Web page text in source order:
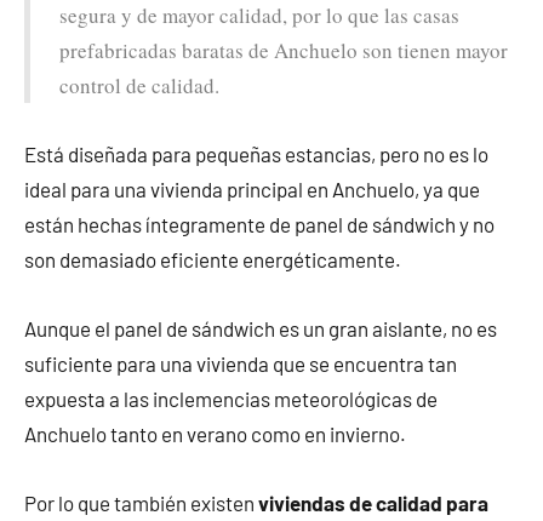
segura y de mayor calidad, por lo que las casas
prefabricadas baratas de Anchuelo son tienen mayor
control de calidad.
Está diseñada para pequeñas estancias, pero no es lo
ideal para una vivienda principal en Anchuelo, ya que
están hechas íntegramente de panel de sándwich y no
son demasiado eficiente energéticamente.
Aunque el panel de sándwich es un gran aislante, no es
suficiente para una vivienda que se encuentra tan
expuesta a las inclemencias meteorológicas de
Anchuelo tanto en verano como en invierno.
Por lo que también existen viviendas de calidad para